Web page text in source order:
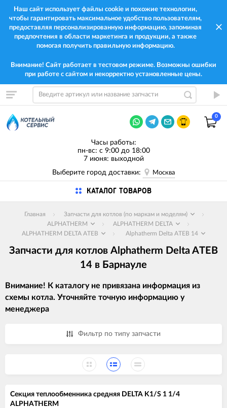
Наш сайт использует файлы cookie и похожие технологии,
чтобы гарантировать максимальное удобство пользователям,
предоставляя персонализированную информацию, запоминая
предпочтения в области маркетинга и продукции, а также
помогая получить правильную информацию.
Внимание! Сайт работает в тестовом режиме. Возможны ошибки
при работе с сайтом и некорректно установленные цены.
0
Часы работы:
пн-вс: с 9:00 до 18:00
7 июня: выходной
Выберите город доставки:
Москва
КАТАЛОГ ТОВАРОВ
Главная
Запчасти для котлов (по маркам и моделям)
ALPHATHERM
ALPHATHERM DELTA
ALPHATHERM DELTA ATEB
Alphatherm Delta ATEB 14
Запчасти для котлов Alphatherm Delta ATEB
14 в Барнауле
Внимание! К каталогу не привязана информация из
схемы котла. Уточняйте точную информацию у
менеджера
Фильтр по типу запчасти
Секция теплообменника средняя DELTA K1/S 1 1/4
ALPHATHERM